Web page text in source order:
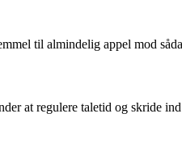
til almindelig appel mod
at regulere taletid og skride